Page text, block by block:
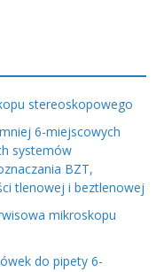
stereoskopowego
6-miejscowych
systemów
BZT,
tlenowej i beztlenowej
mikroskopu
do pipety 6-